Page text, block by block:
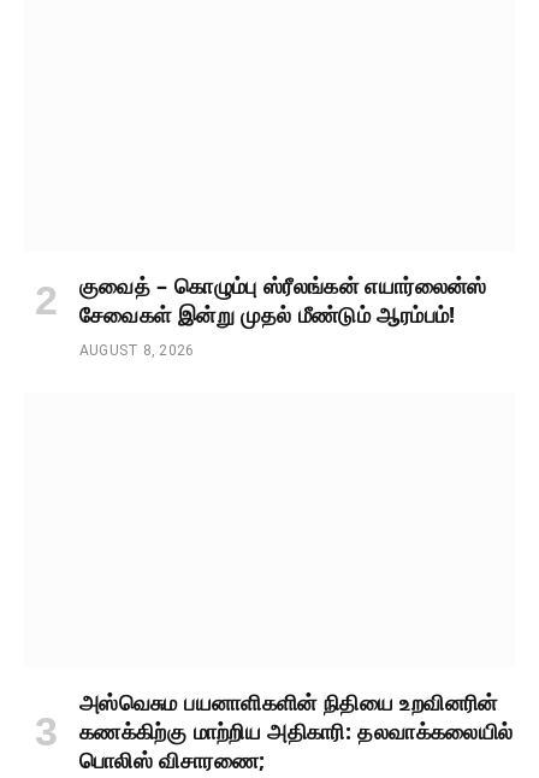
குவைத் – கொழும்பு ஸ்ரீலங்கன் எயார்லைன்ஸ்
சேவைகள் இன்று முதல் மீண்டும் ஆரம்பம்!
AUGUST 8, 2026
அஸ்வெசும பயனாளிகளின் நிதியை உறவினரின்
கணக்கிற்கு மாற்றிய அதிகாரி: தலவாக்கலையில்
பொலிஸ் விசாரணை;